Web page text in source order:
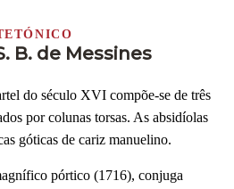
B. de Messines
do século XVI compõe-se de três
por colunas torsas. As absidíolas
góticas de cariz manuelino.
pórtico (1716), conjuga